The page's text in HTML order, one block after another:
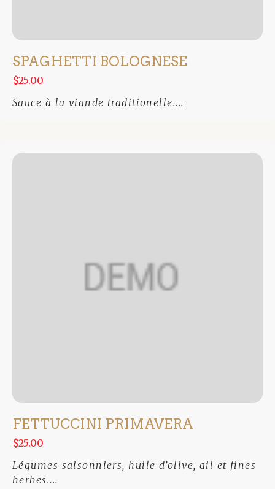
SPAGHETTI BOLOGNESE
$25.00
Sauce à la viande traditionelle....
FETTUCCINI PRIMAVERA
$25.00
Légumes saisonniers, huile d’olive, ail et fines
herbes....